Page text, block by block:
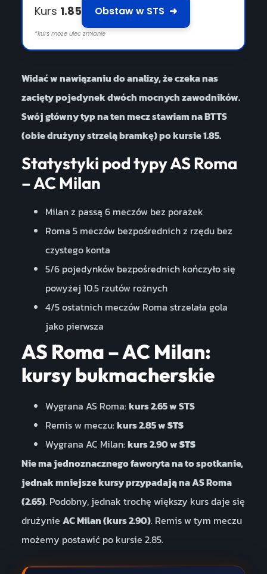
Kurs 1.85 Obstaw w STS ➜
*kurs może ulec zmianie
Widać w nawiązaniu do analizy, że czeka nas
zacięty pojedynek dwóch mocnych zawodników.
Swój główny typ na ten mecz stawiam na BTTS
(obie drużyny strzelą bramkę) po kursie 1.85.
Statystyki pod typy AS Roma
– AC Milan
Milan z passą 6 meczów bez porażek
Roma 5 meczów bezpośrednich z rzędu bez
czystego konta
5/6 pojedynków bezpośrednich kończyło się
powyżej 10.5 rzutów rożnych
4/5 ostatnich meczów Roma strzelała gola
jako pierwsza
AS Roma – AC Milan:
kursy bukmacherskie
Wygrana AS Roma:kurs 2.65 w STS
Remis w meczu:kurs 2.85 wSTS
Wygrana AC Milan:kurs 2.90 wSTS
Nie ma jednoznacznego faworyta na to spotkanie,
jednak mniejsze kursy przypadają na AS Roma
(2.65). Podobny, jednak trochę większy kurs daje się
drużynie AC Milan (kurs 2.90). Remis w tym meczu
możemy postawić po kursie 2.85.